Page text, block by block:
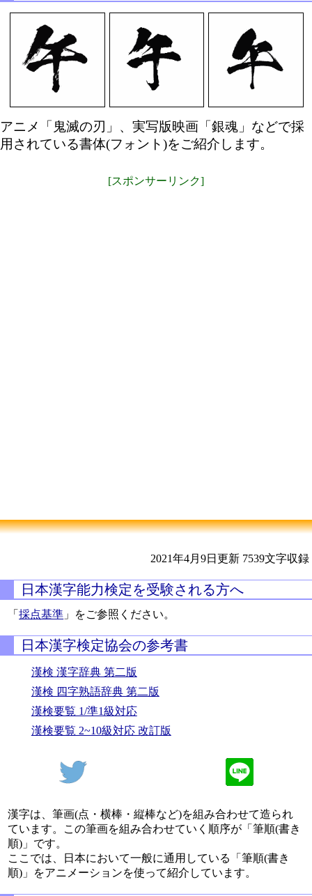
アニメ「鬼滅の刃」、実写版映画「銀魂」などで採
用されている書体(フォント)をご紹介します。
[スポンサーリンク]
2021年4月9日更新 7539文字収録
日本漢字能力検定を受験される方へ
「採点基準 」をご参照ください。
日本漢字検定協会の参考書
漢検 漢字辞典 第二版
漢検 四字熟語辞典 第二版
漢検要覧 1/準1級対応
漢検要覧 2~10級対応 改訂版
漢字は、筆画(点・横棒・縦棒など)を組み合わせて造られ
ています。この筆画を組み合わせていく順序が「筆順(書き
順)」です。
ここでは、日本において一般に通用している「筆順(書き
順)」をアニメーションを使って紹介しています。